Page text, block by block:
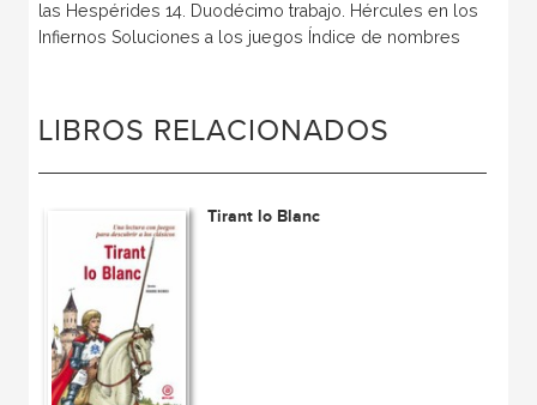
las Hespérides 14. Duodécimo trabajo. Hércules en los
Infiernos Soluciones a los juegos Índice de nombres
LIBROS RELACIONADOS
Tirant lo Blanc